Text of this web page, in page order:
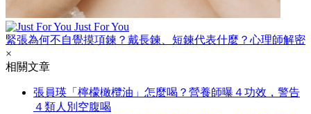
Just For You
緊張為何不自覺摸項鍊？戴長鍊、短鍊代表什麼？心理師解密
×
相關文章
張員瑛「檸檬橄欖油」怎麼喝？營養師曝４功效，警告
４類人別空腹喝